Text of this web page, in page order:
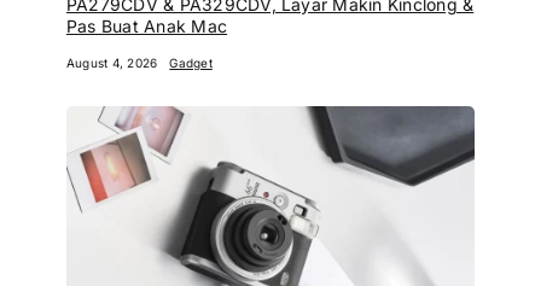
Pas Buat Anak Mac
August 4, 2026 Gadget